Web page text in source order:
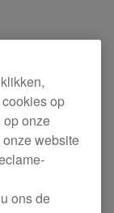
op
op onze
website
ons de